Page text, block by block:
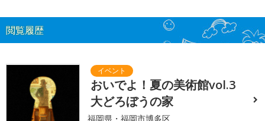
閲覧履歴
おいでよ！夏の美術館vol.3
大どろぼうの家
福岡県・福岡市博多区